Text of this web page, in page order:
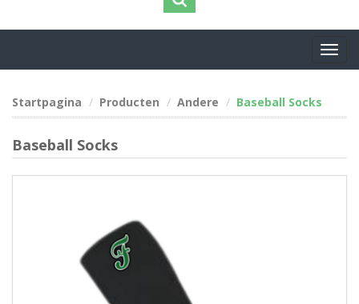
Startpagina Producten Andere Baseball Socks
Baseball Socks